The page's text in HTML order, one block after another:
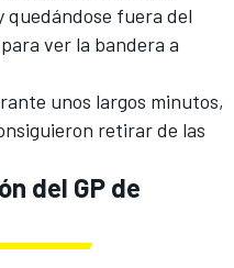
quedándose fuera del
ver la bandera a
unos largos minutos,
retirar de las
del GP de